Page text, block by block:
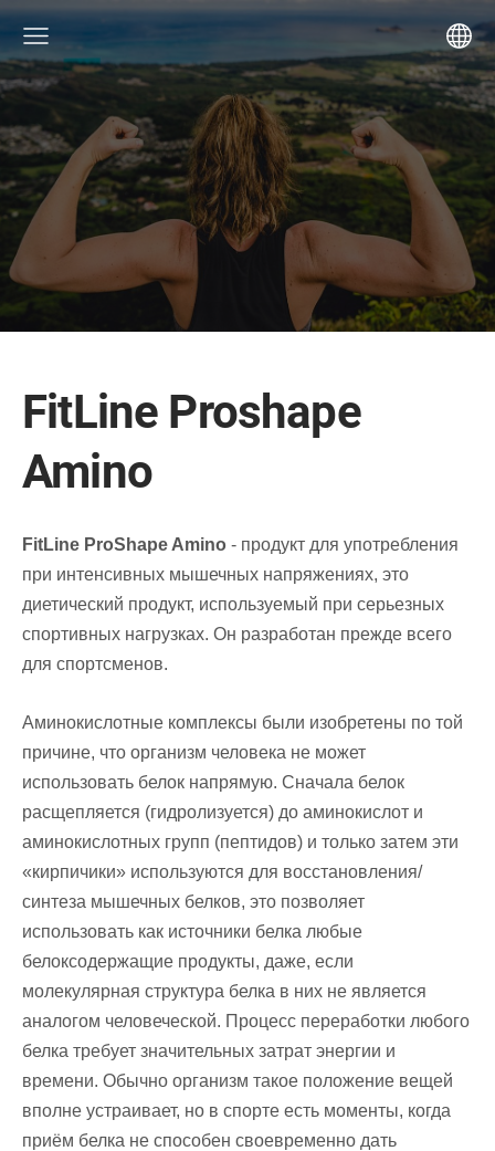
FitLine Proshape
Amino
FitLine ProShape Amino - продукт для употребления
при интенсивных мышечных напряжениях, это
диетический продукт, используемый при серьезных
спортивных нагрузках. Он разработан прежде всего
для спортсменов.
Аминокислотные комплексы были изобретены по той
причине, что организм человека не может
использовать белок напрямую. Сначала белок
расщепляется (гидролизуется) до аминокислот и
аминокислотных групп (пептидов) и только затем эти
«кирпичики» используются для восстановления/
синтеза мышечных белков, это позволяет
использовать как источники белка любые
белоксодержащие продукты, даже, если
молекулярная структура белка в них не является
аналогом человеческой. Процесс переработки любого
белка требует значительных затрат энергии и
времени. Обычно организм такое положение вещей
вполне устраивает, но в спорте есть моменты, когда
приём белка не способен своевременно дать